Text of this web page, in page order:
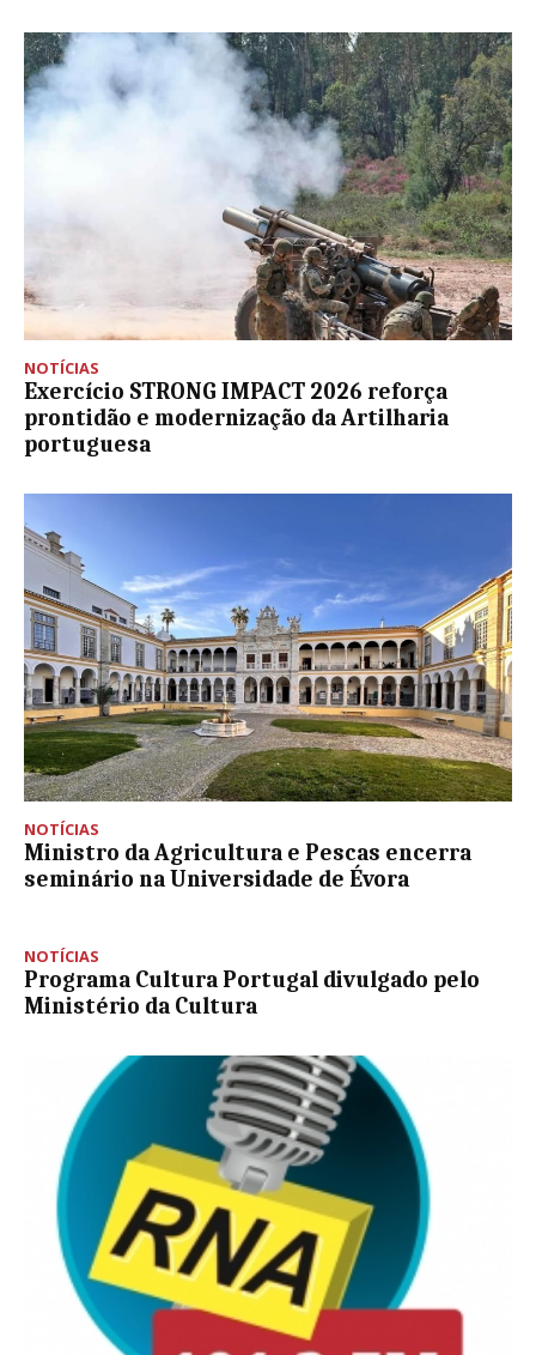
NOTÍCIAS
Exercício STRONG IMPACT 2026 reforça
prontidão e modernização da Artilharia
portuguesa
NOTÍCIAS
Ministro da Agricultura e Pescas encerra
seminário na Universidade de Évora
NOTÍCIAS
Programa Cultura Portugal divulgado pelo
Ministério da Cultura